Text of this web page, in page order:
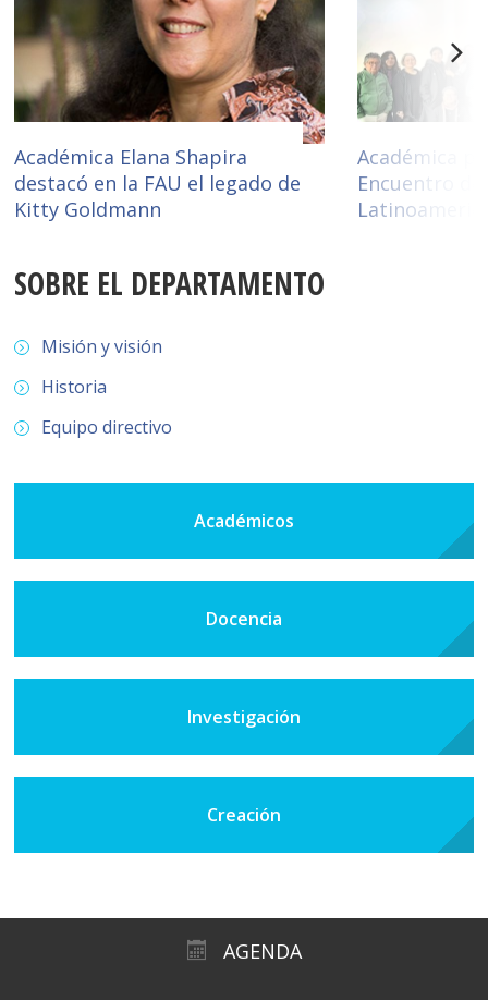
Urbanismo
Estudiantes
Académicos
Funcionarios
Egresados
Académica Elana Shapira
destacó en la FAU el legado de
Kitty Goldmann
Académica
Encuentro de
SOBRE EL DEPARTAMENTO
Misión y visión
Historia
Equipo directivo
Académicos
Docencia
Investigación
Creación
AGENDA